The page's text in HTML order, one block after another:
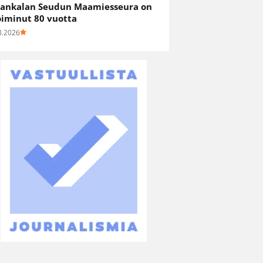
Seudun Maamiesseura on
80 vuotta